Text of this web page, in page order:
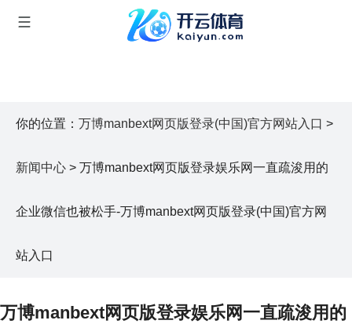
你的位置： 万博manbext网页版登录(中国)官方网站入口 >
新闻中心 > 万博manbext网页版登录娱乐网一直疏浚用的
企业微信也被松手-万博manbext网页版登录(中国)官方网
站入口
万博manbext网页版登录娱乐网一直疏浚用的